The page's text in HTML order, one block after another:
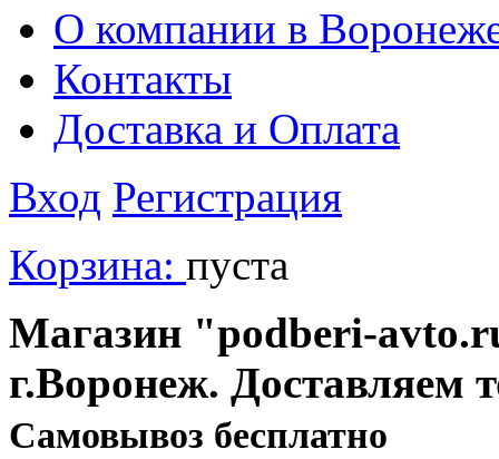
О компании в
Контакты
Доставка и Оплата
Вход Регистрация
Корзина: пуста
Магазин "podberi-
г.Воронеж. Доставляем
Cамовывоз бесплатно